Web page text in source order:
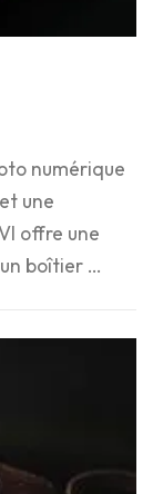
numérique
une
offre une
boîtier …